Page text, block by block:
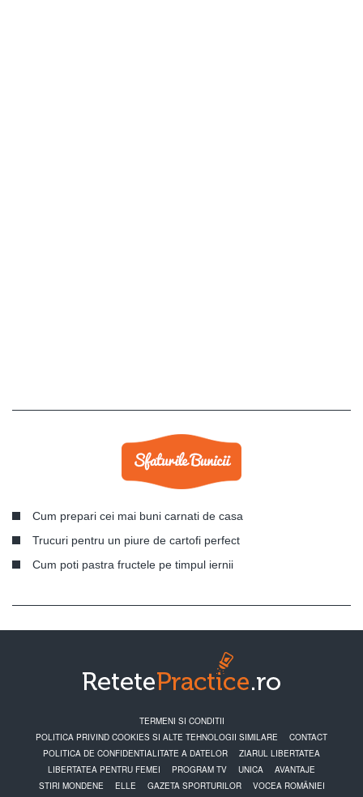
Cum prepari cei mai buni carnati de casa
Trucuri pentru un piure de cartofi perfect
Cum poti pastra fructele pe timpul iernii
TERMENI SI CONDITII
POLITICA PRIVIND COOKIES SI ALTE TEHNOLOGII SIMILARE
CONTACT
POLITICA DE CONFIDENTIALITATE A DATELOR
ZIARUL LIBERTATEA
LIBERTATEA PENTRU FEMEI
PROGRAM TV UNICA
AVANTAJE
STIRI MONDENE
ELLE GAZETA SPORTURILOR
VOCEA ROMÂNIEI